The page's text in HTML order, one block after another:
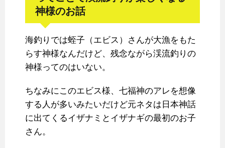
神様のお話
海釣りでは蛭子（エビス）さんが大漁をもた
らす神様なんだけど、残念ながら渓流釣りの
神様ってのはいない。
ちなみにこのエビス様、七福神のアレを想像
する人が多いみたいだけど元ネタは日本神話
に出てくるイザナミとイザナギの最初のお子
さん。